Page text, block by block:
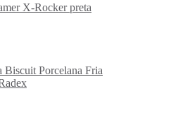
X-Rocker preta
Biscuit Porcelana Fria